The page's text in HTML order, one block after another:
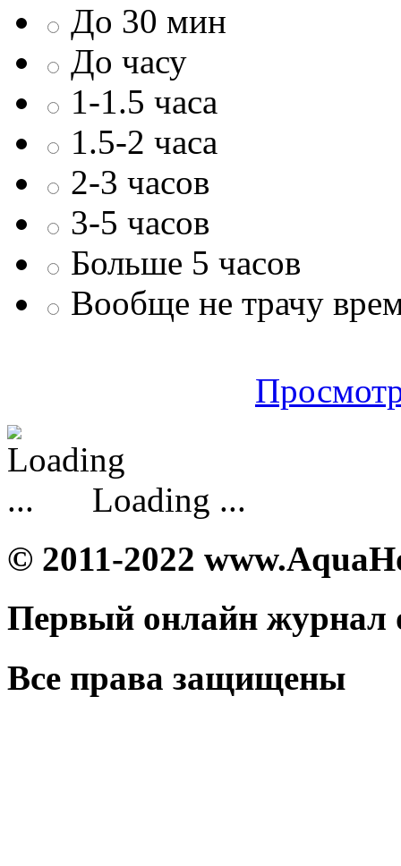
До 30 мин
До часу
1-1.5 часа
1.5-2 часа
2-3 часов
3-5 часов
Больше 5 часов
Вообще не трачу
Loading ...
© 2011-2022
Первый онлайн журнал
Все права защищены